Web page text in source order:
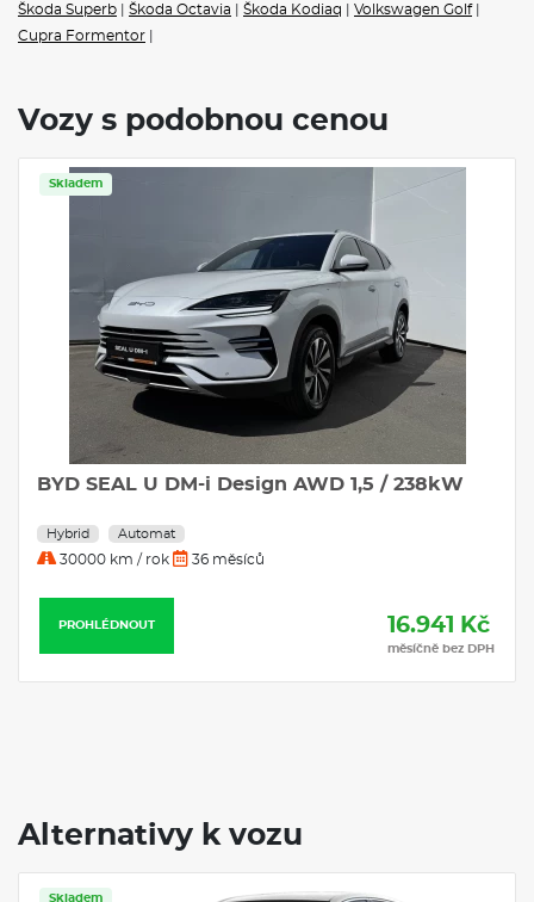
Škoda Superb Škoda Octavia Škoda Kodiaq Volkswagen Golf|
Cupra Formentor
Vozy s podobnou cenou
Skladem
BYD SEAL U DM-i Design AWD 1,5 / 238kW
Hybrid Automat
30000 km / rok 36 měsíců
PROHLÉDNOUT 16.941 Kč
měsíčně bez DPH
Alternativy k vozu
Skladem